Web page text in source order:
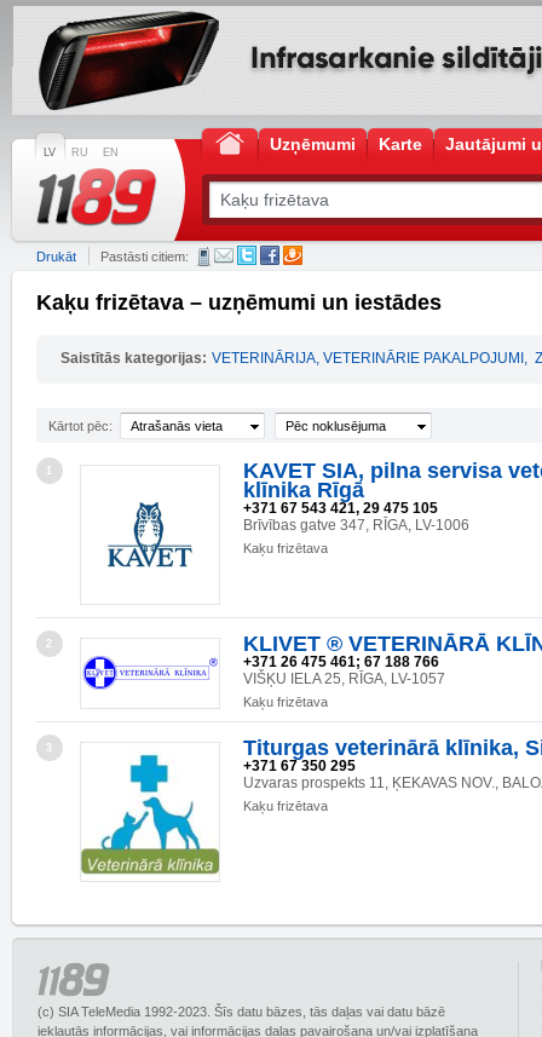
LV RU EN Uzņēmumi Karte Jautājumi
Drukāt Pastāsti citiem:
Kaķu frizētava – uzņēmumi un iestādes
Saistītās kategorijas: VETERINĀRIJA, VETERINĀRIE PAKALPOJUMI ,
Kārtot pēc: Atrašanās vieta Pēc noklusējuma
1
KAVET SIA, pilna servisa
klīnika Rīgā
+371 67 543 421, 29 475 105
Brīvības gatve 347, RĪGA, LV-1006
Kaķu frizētava
2 KLIVET ® VETERINĀRĀ
+371 26 475 461; 67 188 766
VIŠĶU IELA 25, RĪGA, LV-1057
Kaķu frizētava
3 Titurgas veterinārā klīnika,
+371 67 350 295
Uzvaras prospekts 11, ĶEKAVAS NOV.,
Kaķu frizētava
(c) SIA TeleMedia 1992-2023. Šīs datu bāzes, tās daļas vai datu bāzē
iekļautās informācijas, vai informācijas daļas pavairošana un/vai izplatīšana